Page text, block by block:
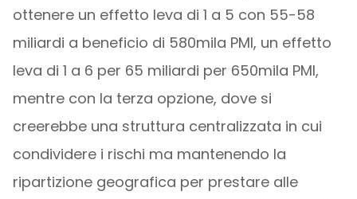
ottenere un effetto leva di 1 a 5 con 55-58
miliardi a beneficio di 580mila PMI, un effetto
leva di 1 a 6 per 65 miliardi per 650mila PMI,
mentre con la terza opzione, dove si
creerebbe una struttura centralizzata in cui
condividere i rischi ma mantenendo la
ripartizione geografica per prestare alle